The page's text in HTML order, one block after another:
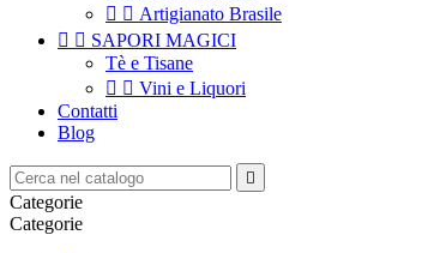
  Artigianato Brasile
  SAPORI MAGICI
Tè e Tisane
  Vini e Liquori
Contatti
Blog

Categorie
Categorie